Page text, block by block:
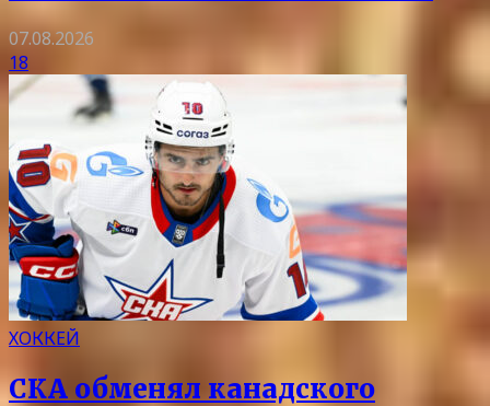
07.08.2026
18
ХОККЕЙ
СКА обменял канадского